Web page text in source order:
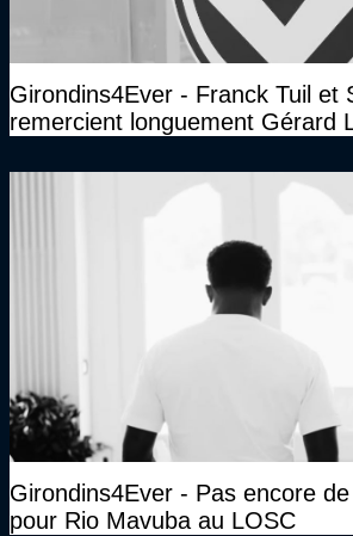
Girondins4Ever - Franck Tuil et
remercient longuement Gérard
Girondins4Ever - Pas encore
pour Rio Mavuba au LOSC